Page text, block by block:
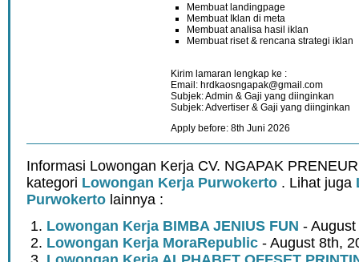
Membuat landingpage
Membuat Iklan di meta
Membuat analisa hasil iklan
Membuat riset & rencana strategi iklan
Kirim lamaran lengkap ke :
Email: hrdkaosngapak@gmail.com
Subjek: Admin & Gaji yang diinginkan
Subjek: Advertiser & Gaji yang diinginkan
Apply before: 8th Juni 2026
Informasi Lowongan Kerja CV. NGAPAK
kategori Lowongan Kerja Purwokerto . Lihat juga
Purwokerto lainnya :
Lowongan Kerja BIMBA JENIUS FUN -
Lowongan Kerja MoraRepublic - August 8th,